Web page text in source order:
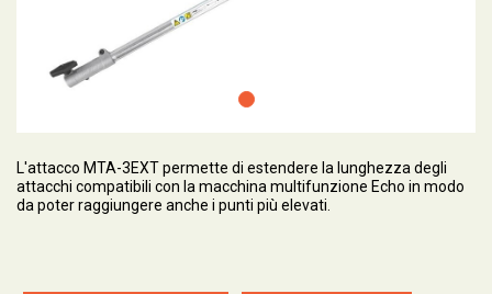
L'attacco MTA-3EXT permette di estendere la lunghezza degli
attacchi compatibili con la macchina multifunzione Echo in modo
da poter raggiungere anche i punti più elevati.